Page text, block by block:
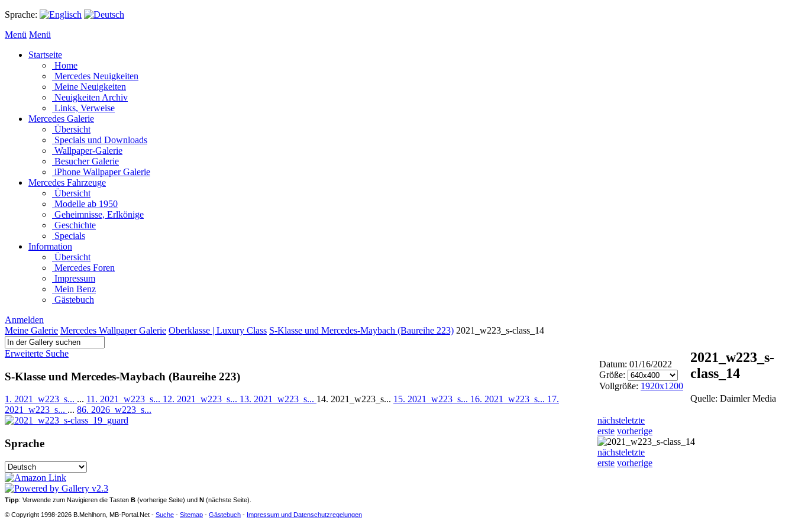
Sprache:
Menü Menü
Startseite
Home
Mercedes Neuigkeiten
Meine Neuigkeiten
Neuigkeiten Archiv
Links, Verweise
Mercedes Galerie
Übersicht
Specials und Downloads
Wallpaper-Galerie
Besucher Galerie
iPhone Wallpaper Galerie
Mercedes Fahrzeuge
Übersicht
Modelle ab 1950
Geheimnisse, Erlkönige
Geschichte
Specials
Information
Übersicht
Mercedes Foren
Impressum
Mein Benz
Gästebuch
Anmelden
Meine Galerie Mercedes Wallpaper Galerie Oberklasse | Luxury Class S-Klasse und Mercedes-Maybach (Baureihe 223) 2021_w223_s-class_14
Erweiterte Suche
S-Klasse und Mercedes-Maybach (Baureihe 223)
1. 2021_w223_s... ... 11. 2021_w223_s... 12. 2021_w223_s... 13. 2021_w223_s... 14. 2021_w223_s... 15. 2021_w223_s... 16. 2021_w223_s... 17.
2021_w223_s... ... 86. 2026_w223_s...
Sprache
Datum: 01/16/2022
Größe:
Vollgröße: 1920x1200
2021_w223_s-
class_14
Quelle: Daimler Media
nächsteletzte
erste vorherige
nächsteletzte
erste vorherige
Tipp: Verwende zum Navigieren die Tasten B (vorherige Seite) und N (nächste Seite).
© Copyright 1998-2026 B.Mehlhorn, MB-Portal.Net - Suche - Sitemap - Gästebuch - Impressum und Datenschutzregelungen